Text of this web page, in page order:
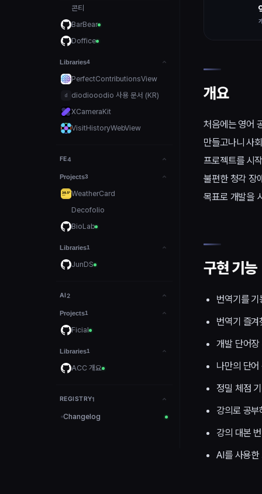
콘티
BarBear
Doffice
Libraries4
PerfectContributionsView
d
diodiooodio 사용 문서 (KR)
XCameraKit
VisitHistoryWebView
FE4
Projects3
WeatherCard
Decofolio
BioLab
Libraries1
JunDS
AI2
Projects1
Ficial
Libraries1
ACC 개요
REGISTRY1
Changelog
개요
처음에는 영어
만들고나니 사
프로젝트를 시
불편한 청각 장
목표로 개발을
구현 기능
번역기를 기
번역기 즐
개발 단어
나만의 단
정밀 체점
강의로 공
강의 대본
AI를 사용한